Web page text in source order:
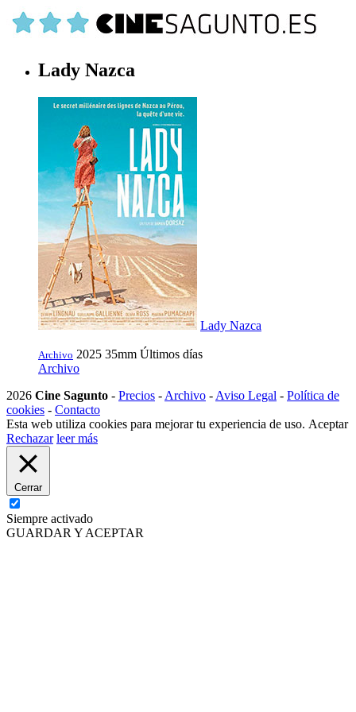
Lady Nazca
Lady Nazca
Archivo 2025 35mm Últimos días
Archivo
2026 Cine Sagunto - Precios - Archivo - Aviso Legal - Política de
cookies - Contacto
Esta web utiliza cookies para mejorar tu experiencia de uso. Aceptar
Rechazar leer más
Cerrar
Siempre activado
GUARDAR Y ACEPTAR